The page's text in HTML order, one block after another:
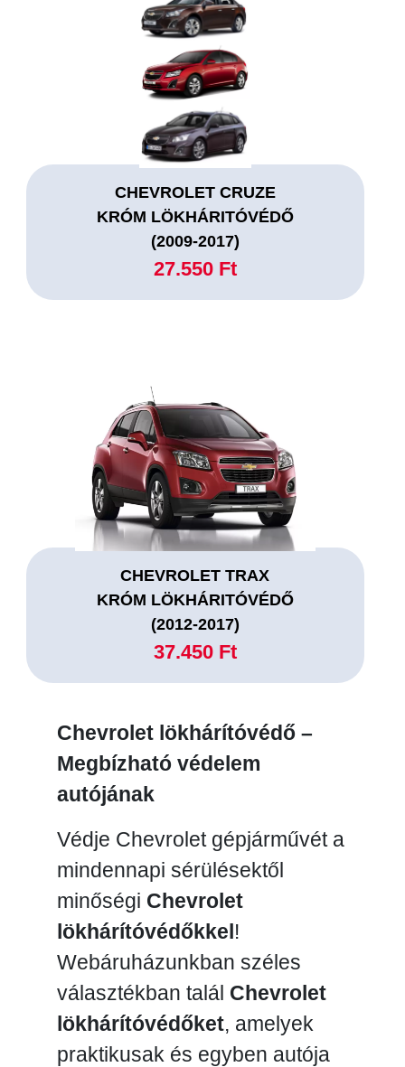
CHEVROLET CRUZE
KRÓM LÖKHÁRITÓVÉDŐ
(2009-2017)
27.550 Ft
CHEVROLET TRAX
KRÓM LÖKHÁRITÓVÉDŐ
(2012-2017)
37.450 Ft
Chevrolet lökhárítóvédő –
Megbízható védelem
autójának
Védje Chevrolet gépjárművét a
mindennapi sérülésektől
minőségi Chevrolet
lökhárítóvédőkkel!
Webáruházunkban széles
választékban talál Chevrolet
lökhárítóvédőket, amelyek
praktikusak és egyben autója